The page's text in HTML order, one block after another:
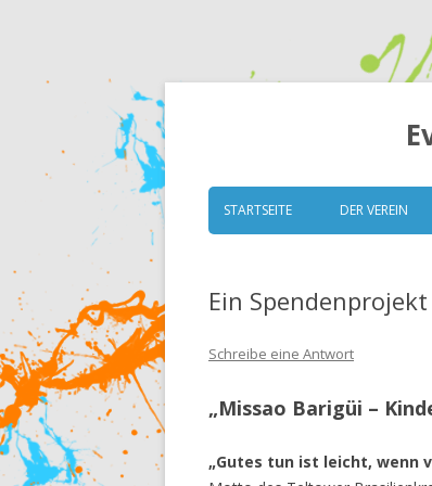
STARTSEITE DER VEREIN
GRUNDSÄTZE
Ein
Schreibe eine Antwort
„Missao Barigüi –
„Gutes tun ist leicht, wenn